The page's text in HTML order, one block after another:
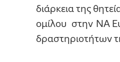
διάρκεια της
ομίλου στην ΝΑ
δραστηριοτήτων